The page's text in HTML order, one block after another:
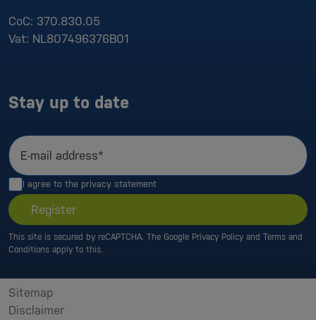
CoC: 370.830.05
Vat: NL807496376B01
Stay up to date
E-mail address*
I agree to the privacy statement
Register
This site is secured by reCAPTCHA. The Google Privacy Policy and Terms and
Conditions apply to this.
Sitemap
Disclaimer